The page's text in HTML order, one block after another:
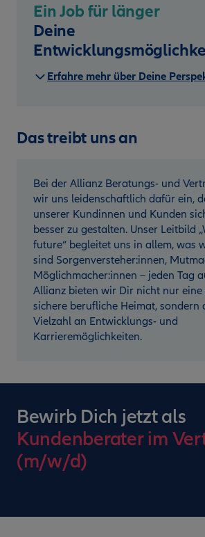
Ein Job für länger
Deine
Erfahre mehr über Deine
Das treibt uns an
Bei der Allianz Beratungs- und
wir uns leidenschaftlich dafür ein,
unserer Kundinnen und Kunden
besser zu gestalten. Unser Leitbild
future“ begleitet uns in allem, was
sind Sorgenversteher:innen,
Möglichmacher:innen – jeden Tag
Allianz bieten wir Dir nicht nur
sichere berufliche Heimat, sondern
Vielzahl an Entwicklungs- und
Karrieremöglichkeiten.
Bewirb Dich jetzt als
Kundenberater im
(m/w/d)